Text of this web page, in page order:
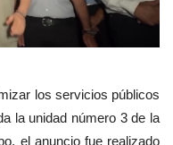
los servicios públicos
la unidad número 3 de la
el anuncio fue realizado